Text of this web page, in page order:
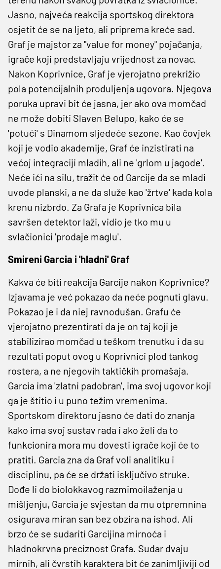
Jasno, najveća reakcija sportskog direktora
osjetit će se na ljeto, ali priprema kreće sad.
Graf je majstor za "value for money" pojačanja,
igrače koji predstavljaju vrijednost za novac.
Nakon Koprivnice, Graf je vjerojatno prekrižio
pola potencijalnih produljenja ugovora. Njegova
poruka upravi bit će jasna, jer ako ova momčad
ne može dobiti Slaven Belupo, kako će se
'potući' s Dinamom sljedeće sezone. Kao čovjek
koji je vodio akademije, Graf će inzistirati na
većoj integraciji mladih, ali ne 'grlom u jagode'.
Neće ići na silu, tražit će od Garcije da se mladi
uvode planski, a ne da služe kao 'žrtve' kada kola
krenu nizbrdo. Za Grafa je Koprivnica bila
savršen detektor laži, vidio je tko mu u
svlačionici 'prodaje maglu'.
Smireni Garcia i 'hladni' Graf
Kakva će biti reakcija Garcije nakon Koprivnice?
Izjavama je već pokazao da neće pognuti glavu.
Pokazao je i da niej ravnodušan. Grafu će
vjerojatno prezentirati da je on taj koji je
stabilizirao momčad u teškom trenutku i da su
rezultati poput ovog u Koprivnici plod tankog
rostera, a ne njegovih taktičkih promašaja.
Garcia ima 'zlatni padobran', ima svoj ugovor koji
ga je štitio i u puno težim vremenima.
Sportskom direktoru jasno će dati do znanja
kako ima svoj sustav rada i ako želi da to
funkcionira mora mu dovesti igrače koji će to
pratiti. Garcia zna da Graf voli analitiku i
disciplinu, pa će se držati isključivo struke.
Dođe li do biolokkavog razmimoilaženja u
mišljenju, Garcia je svjestan da mu otpremnina
osigurava miran san bez obzira na ishod. Ali
brzo će se sudariti Garcijina mirnoća i
hladnokrvna preciznost Grafa. Sudar dvaju
mirnih, ali čvrstih karaktera bit će zanimljiviji od